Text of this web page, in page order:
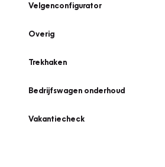
Velgenconfigurator
Overig
Trekhaken
Bedrijfswagen onderhoud
Vakantiecheck